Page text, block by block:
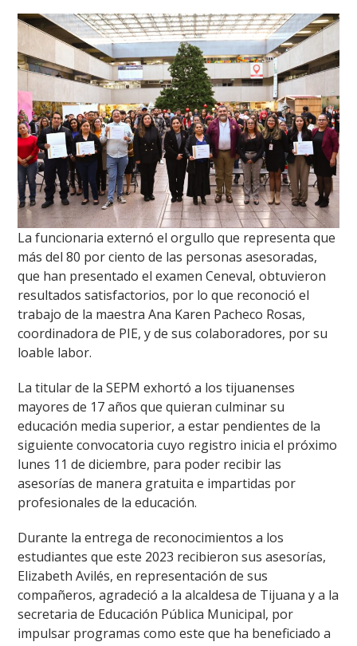
La funcionaria externó el orgullo que representa que
más del 80 por ciento de las personas asesoradas,
que han presentado el examen Ceneval, obtuvieron
resultados satisfactorios, por lo que reconoció el
trabajo de la maestra Ana Karen Pacheco Rosas,
coordinadora de PIE, y de sus colaboradores, por su
loable labor.
La titular de la SEPM exhortó a los tijuanenses
mayores de 17 años que quieran culminar su
educación media superior, a estar pendientes de la
siguiente convocatoria cuyo registro inicia el próximo
lunes 11 de diciembre, para poder recibir las
asesorías de manera gratuita e impartidas por
profesionales de la educación.
Durante la entrega de reconocimientos a los
estudiantes que este 2023 recibieron sus asesorías,
Elizabeth Avilés, en representación de sus
compañeros, agradeció a la alcaldesa de Tijuana y a la
secretaria de Educación Pública Municipal, por
impulsar programas como este que ha beneficiado a